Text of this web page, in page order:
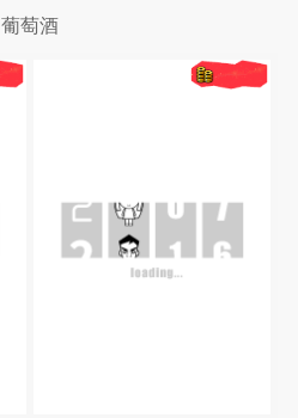
葡萄酒